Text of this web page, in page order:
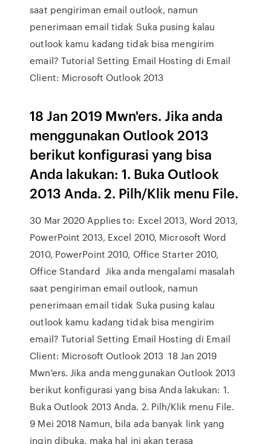
saat pengiriman email outlook, namun
penerimaan email tidak Suka pusing kalau
outlook kamu kadang tidak bisa mengirim
email? Tutorial Setting Email Hosting di Email
Client: Microsoft Outlook 2013
18 Jan 2019 Mwn'ers. Jika anda
menggunakan Outlook 2013
berikut konfigurasi yang bisa
Anda lakukan: 1. Buka Outlook
2013 Anda. 2. Pilh/Klik menu File.
30 Mar 2020 Applies to: Excel 2013, Word 2013,
PowerPoint 2013, Excel 2010, Microsoft Word
2010, PowerPoint 2010, Office Starter 2010,
Office Standard Jika anda mengalami masalah
saat pengiriman email outlook, namun
penerimaan email tidak Suka pusing kalau
outlook kamu kadang tidak bisa mengirim
email? Tutorial Setting Email Hosting di Email
Client: Microsoft Outlook 2013 18 Jan 2019
Mwn'ers. Jika anda menggunakan Outlook 2013
berikut konfigurasi yang bisa Anda lakukan: 1.
Buka Outlook 2013 Anda. 2. Pilh/Klik menu File.
9 Mei 2018 Namun, bila ada banyak link yang
ingin dibuka, maka hal ini akan terasa